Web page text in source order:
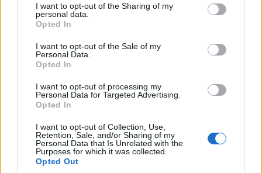
not limited to your visit or usage behaviour. You may click to
grant or deny consent to Google and its third-party tags to
use your data for below specified purposes in below Google
consent section.
I want to opt-out of the Sharing of my
personal data.
Opted In
I want to opt-out of the Sale of my
Personal Data.
Opted In
I want to opt-out of processing my
Personal Data for Targeted Advertising.
Opted In
I want to opt-out of Collection, Use,
Retention, Sale, and/or Sharing of my
Personal Data that Is Unrelated with the
Purposes for which it was collected.
Opted Out
Καύσιμα: Στα 15 λεπτά η έκπτωση στο diesel τον
26/07/2026 - 10:57πμ